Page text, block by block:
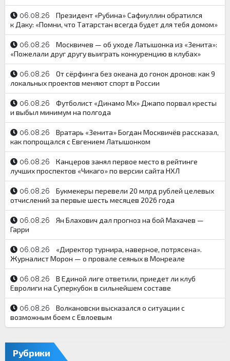
06.08.26
Президент «Рубина» Сафиуллин обратился
к Даку: «Помни, что Татарстан всегда будет для тебя домом»
06.08.26
Москвичев — об уходе Латышонка из «Зенита»:
«Пожелали друг другу выиграть конкуренцию в клубах»
06.08.26
От сёрфинга без океана до гонок дронов: как 9
локальных проектов меняют спорт в России
06.08.26
Футболист «Динамо Мх» Джапо порвал кресты
и выбыл минимум на полгода
06.08.26
Вратарь «Зенита» Богдан Москвичёв рассказал,
как попрощался с Евгением Латышонком
06.08.26
Канцеров занял первое место в рейтинге
лучших проспектов «Чикаго» по версии сайта НХЛ
06.08.26
Букмекеры перевели 20 млрд рублей целевых
отчислений за первые шесть месяцев 2026 года
06.08.26
Ян Блахович дал прогноз на бой Махачев —
Гарри
06.08.26
«Директор турнира, наверное, потрясена».
Журналист Морон — о провале сеяных в Монреале
06.08.26
В Единой лиге ответили, приедет ли клуб
Евролиги на Суперкубок в сильнейшем составе
06.08.26
Волкановски высказался о ситуации с
возможным боем с Евлоевым
Рубрики